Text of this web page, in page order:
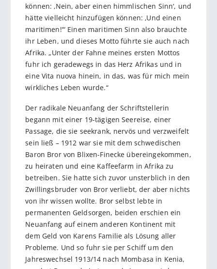
können: ‚Nein, aber einen himmlischen Sinn‘, und
hätte vielleicht hinzufügen können: ‚Und einen
maritimen!‘“ Einen maritimen Sinn also brauchte
ihr Leben, und dieses Motto führte sie auch nach
Afrika. „Unter der Fahne meines ersten Mottos
fuhr ich geradewegs in das Herz Afrikas und in
eine Vita nuova hinein, in das, was für mich mein
wirkliches Leben wurde.“
Der radikale Neuanfang der Schriftstellerin
begann mit einer 19-tägigen Seereise, einer
Passage, die sie seekrank, nervös und verzweifelt
sein ließ – 1912 war sie mit dem schwedischen
Baron Bror von Blixen-Finecke übereingekommen,
zu heiraten und eine Kaffeefarm in Afrika zu
betreiben. Sie hatte sich zuvor unsterblich in den
Zwillingsbruder von Bror verliebt, der aber nichts
von ihr wissen wollte. Bror selbst lebte in
permanenten Geldsorgen, beiden erschien ein
Neuanfang auf einem anderen Kontinent mit
dem Geld von Karens Familie als Lösung aller
Probleme. Und so fuhr sie per Schiff um den
Jahreswechsel 1913/14 nach Mombasa in Kenia,